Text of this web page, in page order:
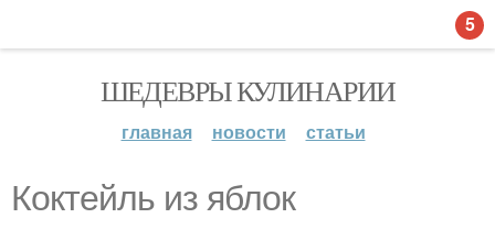
ШЕДЕВРЫ КУЛИНАРИИ
главная новости статьи
Коктейль из яблок
5